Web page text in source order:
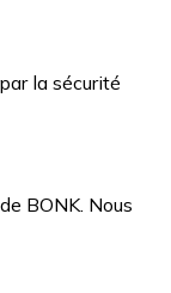
la sécurité
BONK. Nous